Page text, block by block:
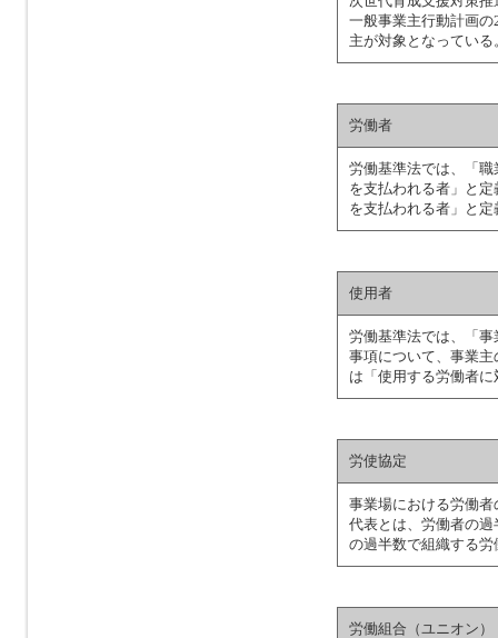
一般事業主行動計画
主が対象となっている
労働者
労働基準法では、「
を支払われる者」と
を支払われる者」と定
使用者
労働基準法では、「
事項について、事業
は「使用する労働者
労使協定
事業場における労働
代表とは、労働者の
の過半数で組織する
労働組合（ユニオン）